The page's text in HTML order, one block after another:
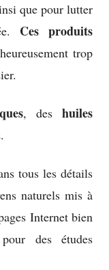
que pour lutter
Ces produits
trop
, deshuiles
tous les détails
naturels mis à
Internet bien
des études